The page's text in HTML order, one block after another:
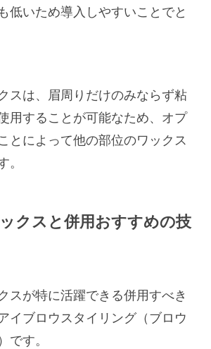
低いため導入しやすいことでと
スは、眉周りだけのみならず粘
用することが可能なため、オプ
とによって他の部位のワックス
。
クスと併用おすすめの技
スが特に活躍できる併用すべき
イブロウスタイリング（ブロウ
です。